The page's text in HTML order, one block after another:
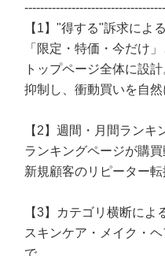
【1】"得する"訴求によ
「限定・特価・今だけ
トップページ全体に設
抑制し、衝動買いを自然
【2】週間・月間ラン
ランキングページが購
新規顧客のリピーター転
【3】カテゴリ横断によ
スキンケア・メイク・
で